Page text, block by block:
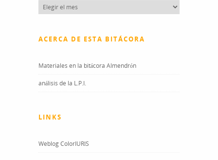
Entradas
del
ACERCA DE ESTA BITÁCORA
Materiales en la bitácora Almendrón
análisis de la L.P.I.
LINKS
Weblog ColorIURIS